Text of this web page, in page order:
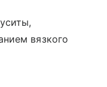
вязкого